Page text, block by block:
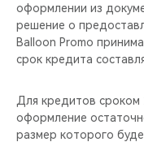
оформлении из
решение о
Balloon Promo
срок кредита
Для кредитов сроком
оформление
размер которого